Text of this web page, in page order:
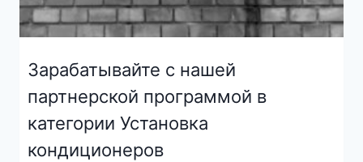
Зарабатывайте с нашей
партнерской программой в
категории Установка
кондиционеров